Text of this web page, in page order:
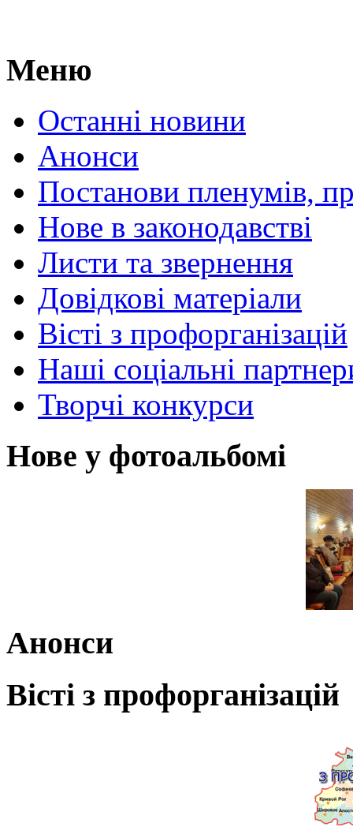
Меню
Останні новини
Анонси
Постанови пленумів,
Нове в законодавстві
Листи та звернення
Довідкові матеріали
Вісті з профорганізацій
Наші соціальні
Творчі конкурси
Нове у фотоальбомі
Анонси
Вісті з профорганізацій